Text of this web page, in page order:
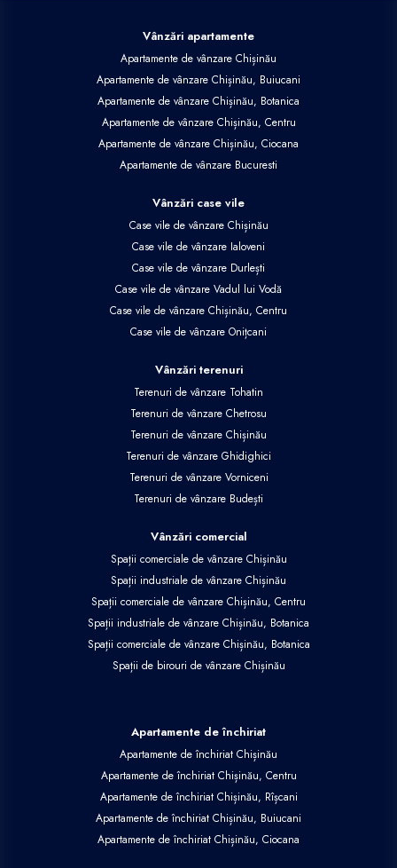
Vânzări apartamente
Apartamente de vânzare Chișinău
Apartamente de vânzare Chișinău, Buiucani
Apartamente de vânzare Chișinău, Botanica
Apartamente de vânzare Chișinău, Centru
Apartamente de vânzare Chișinău, Ciocana
Apartamente de vânzare Bucuresti
Vânzări case vile
Case vile de vânzare Chișinău
Case vile de vânzare Ialoveni
Case vile de vânzare Durlești
Case vile de vânzare Vadul lui Vodă
Case vile de vânzare Chișinău, Centru
Case vile de vânzare Onițcani
Vânzări terenuri
Terenuri de vânzare Tohatin
Terenuri de vânzare Chetrosu
Terenuri de vânzare Chișinău
Terenuri de vânzare Ghidighici
Terenuri de vânzare Vorniceni
Terenuri de vânzare Budești
Vânzări comercial
Spații comerciale de vânzare Chișinău
Spații industriale de vânzare Chișinău
Spații comerciale de vânzare Chișinău, Centru
Spații industriale de vânzare Chișinău, Botanica
Spații comerciale de vânzare Chișinău, Botanica
Spații de birouri de vânzare Chișinău
Apartamente de închiriat
Apartamente de închiriat Chișinău
Apartamente de închiriat Chișinău, Centru
Apartamente de închiriat Chișinău, Rîșcani
Apartamente de închiriat Chișinău, Buiucani
Apartamente de închiriat Chișinău, Ciocana